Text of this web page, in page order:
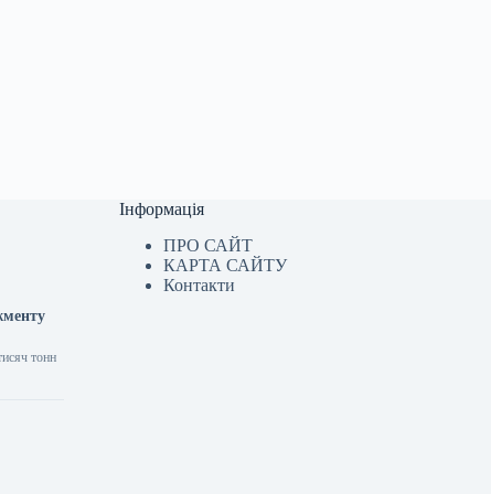
тонн
Інформація
ПРО САЙТ
КАРТА САЙТУ
Контакти